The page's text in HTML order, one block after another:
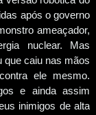
após o governo
ameaçador,
nuclear. Mas
que caiu nas mãos
ele mesmo.
e ainda assim
inimigos de alta